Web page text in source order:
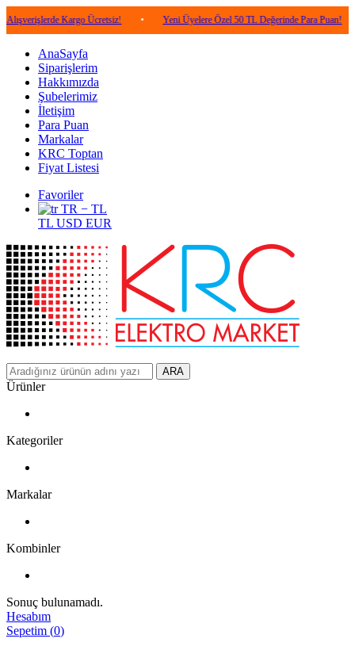
Kargo Ücretsiz! • Yeni Üyelere Özel 50 TL Değerinde Para Puan! •
AnaSayfa
Siparişlerim
Hakkımızda
Şubelerimiz
İletişim
Para Puan
Markalar
KRC Toptan
Fiyat Listesi
Favoriler
TR − TL
TL USD EUR
ARA
Ürünler
Kategoriler
Markalar
Kombinler
Sonuç bulunamadı.
Hesabım
Sepetim (0)